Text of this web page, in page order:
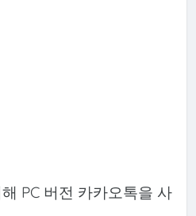
PC 버전 카카오톡을 사